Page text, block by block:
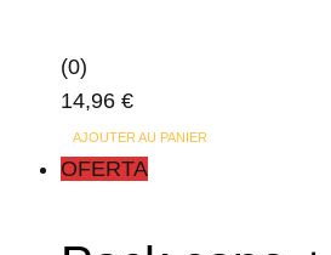
(0)
14,96 €
AJOUTER AU PANIER
OFERTA